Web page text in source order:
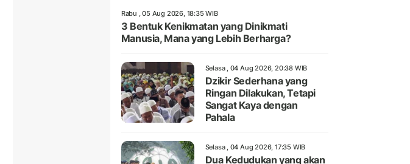
Rabu , 05 Aug 2026, 18:35 WIB
3 Bentuk Kenikmatan yang Dinikmati
Manusia, Mana yang Lebih Berharga?
Selasa , 04 Aug 2026, 20:38 WIB
Dzikir Sederhana yang
Ringan Dilakukan, Tetapi
Sangat Kaya dengan
Pahala
Selasa , 04 Aug 2026, 17:35 WIB
Dua Kedudukan yang akan